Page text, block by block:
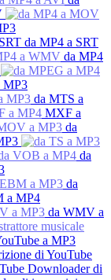
da MP4 a SRT
da MP4
MP3
da MTS a
MXF a
da
da
da
a MP4
da WMV a
a MP3
Downloader di